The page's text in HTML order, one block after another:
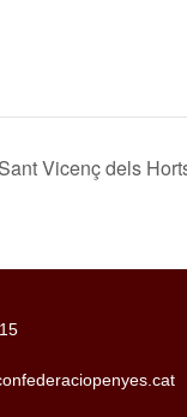
Vicenç dels